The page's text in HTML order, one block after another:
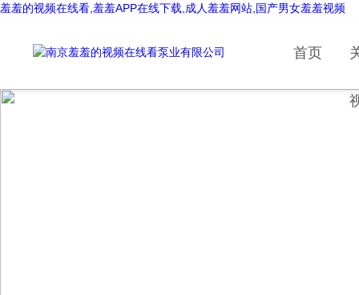
羞羞的视频在线看,羞羞APP在线下载,成人羞羞网站,国产男女羞羞视频
首页